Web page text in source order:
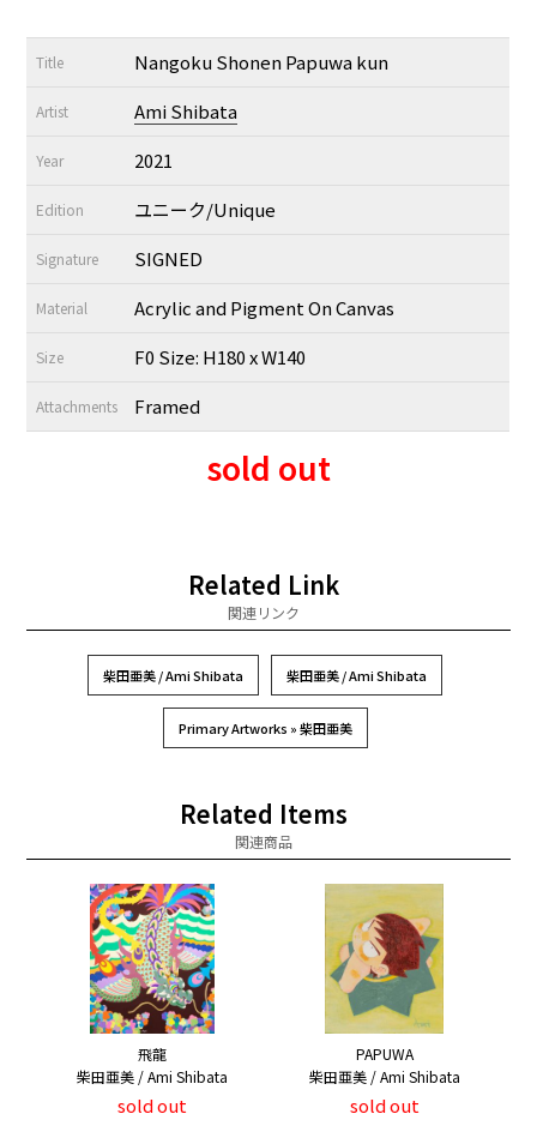
Title Nangoku Shonen Papuwa kun
Artist Ami Shibata
Year 2021
Edition ユニーク/Unique
Signature SIGNED
Material Acrylic and Pigment On Canvas
Size F0 Size: H180 x W140
Attachments Framed
sold out
Related Link
関連リンク
柴田亜美 / Ami Shibata 柴田亜美 / Ami Shibata
Primary Artworks » 柴田亜美
Related Items
関連商品
飛龍
柴田亜美 / Ami Shibata
sold out
PAPUWA
柴田亜美 / Ami Shibata
sold out